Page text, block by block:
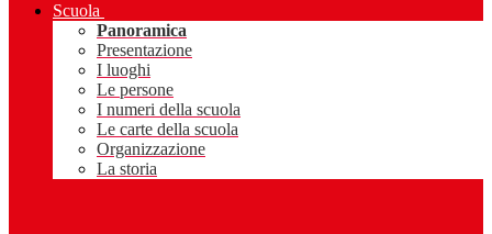
Scuola
Panoramica
Presentazione
I luoghi
Le persone
I numeri della scuola
Le carte della scuola
Organizzazione
La storia